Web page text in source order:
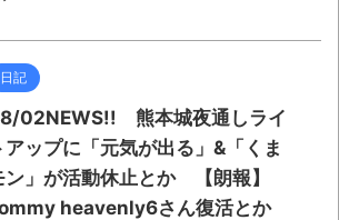
日記
02NEWS!! 熊本城夜通しライ
アップに「元気が出る」&「くま
ン」が活動休止とか 【朗報】
heavenly6さん復活とか